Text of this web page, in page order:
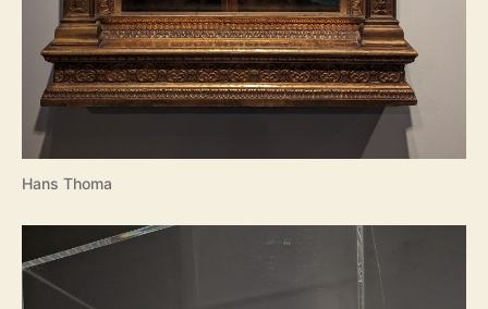
Hans Thoma